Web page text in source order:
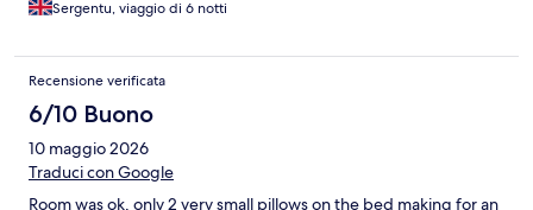
Sergentu, viaggio di 6 notti
Recensione verificata
6/10 Buono
10 maggio 2026
Traduci con Google
Room was ok, only 2 very small pillows on the bed making for an